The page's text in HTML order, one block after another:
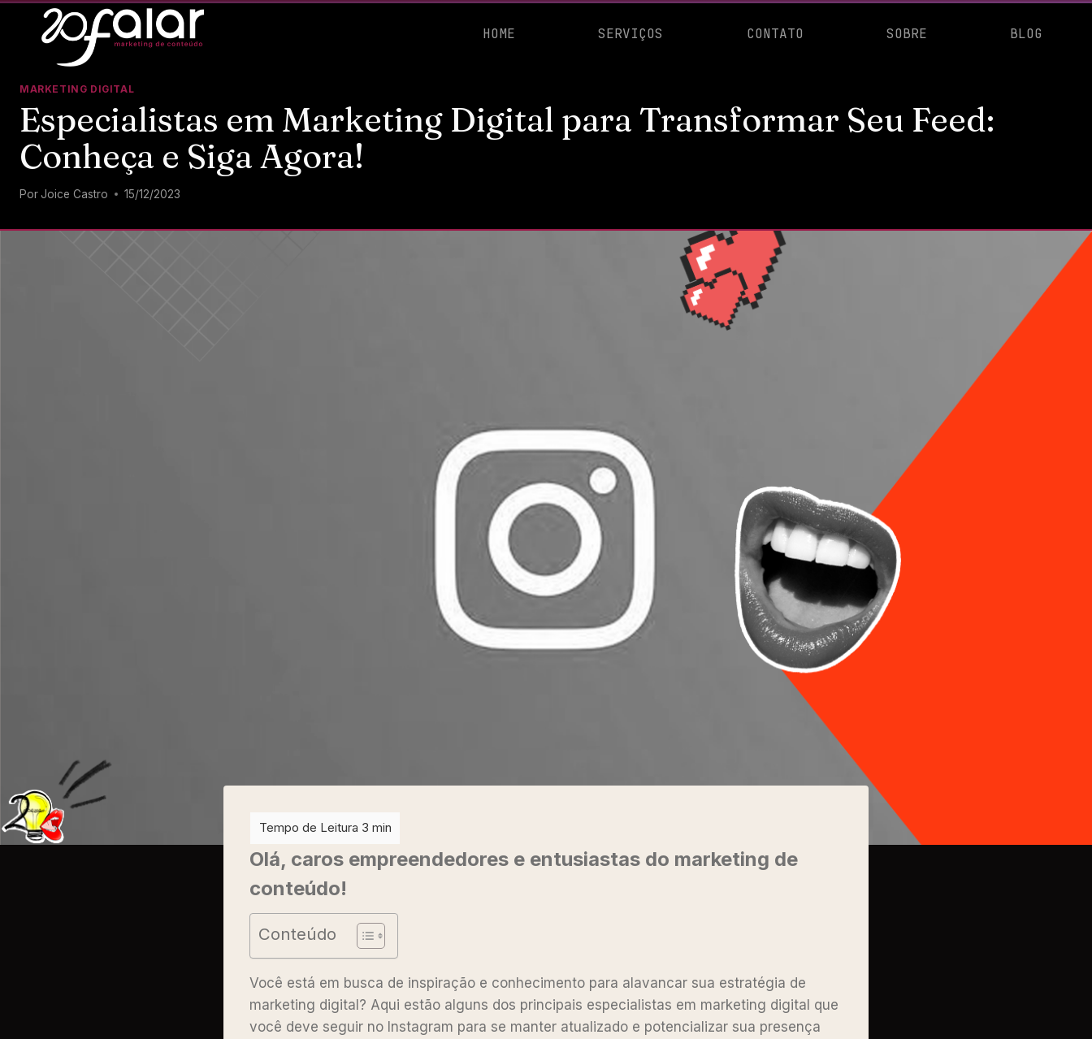
HOME SERVIÇOS CONTATO SOBRE BLOG
MARKETING DIGITAL
Especialistas em Marketing Digital para Transformar Seu Feed:
Conheça e Siga Agora!
Por Joice Castro 15/12/2023
Olá, caros empreendedores e entusiastas do marketing de
conteúdo!
Conteúdo
Você está em busca de inspiração e conhecimento para alavancar sua estratégia de
marketing digital? Aqui estão alguns dos principais especialistas em marketing digital que
você deve seguir no Instagram para se manter atualizado e potencializar sua presença